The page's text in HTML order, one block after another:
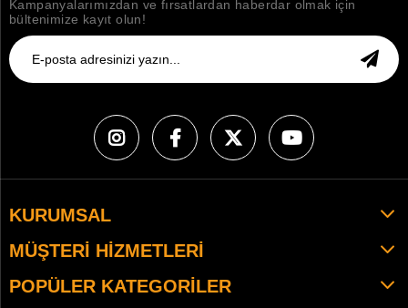
Kampanyalarımızdan ve fırsatlardan haberdar olmak için
bültenimize kayıt olun!
KURUMSAL
MÜŞTERI HIZMETLERI
POPÜLER KATEGORILER